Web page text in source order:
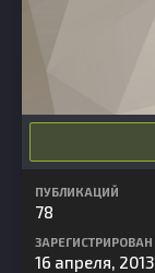
ПУБЛИКАЦИЙ
78
ЗАРЕГИСТРИРОВАН
16 апреля, 2013